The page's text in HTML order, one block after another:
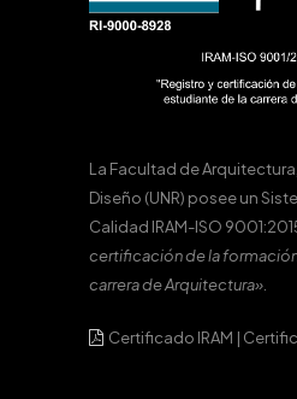
La Facultad de
Diseño (UNR) posee un
Calidad IRAM-ISO
certificación de la
carrera de Arquitectura».
Certificado IRAM |